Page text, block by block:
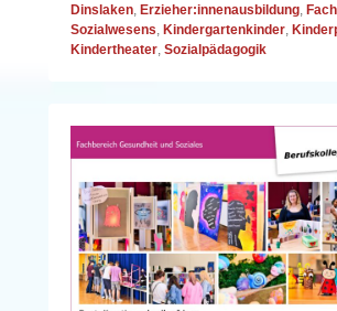
Dinslaken, Erzieher:innenausbildung,
Sozialwesens, Kindergartenkinder,
Kindertheater, Sozialpädagogik